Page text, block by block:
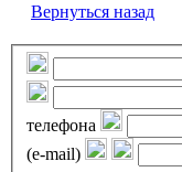
Вернуться назад
телефона
(e-mail)